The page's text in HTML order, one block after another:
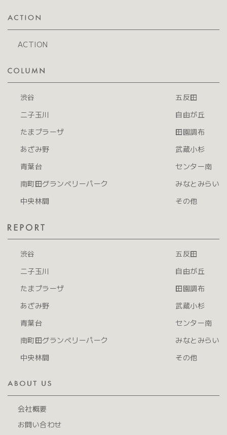
ACTION
渋谷
二子玉川
たまプラーザ
あざみ野
青葉台
南町田グランベリーパーク
中央林間
五反田
自由が丘
田園調布
武蔵小杉
センター南
みなとみらい
その他
渋谷
二子玉川
たまプラーザ
あざみ野
青葉台
南町田グランベリーパーク
中央林間
五反田
自由が丘
田園調布
武蔵小杉
センター南
みなとみらい
その他
会社概要
お問い合わせ